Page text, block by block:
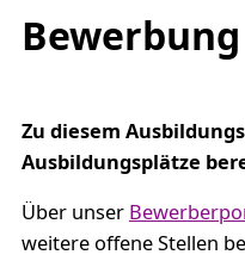
Bewerbung
Zu diesem
Ausbildungsplätze
Über unser
weitere offene Stellen